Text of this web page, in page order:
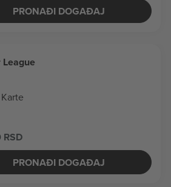
PRONAĐI DOGAĐAJ
PRONAĐI DOGAĐAJ